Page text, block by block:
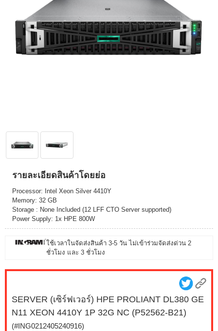
รายละเอียดสินค้าโดยย่อ
Processor: Intel Xeon Silver 4410Y
Memory: 32 GB
Storage : None Included (12 LFF CTO Server supported)
Power Supply: 1x HPE 800W
ใช้เวลาในจัดส่งสินค้า 3-5 วัน ไม่เข้าร่วมจัดส่งด่วน 2
ชั่วโมง และ 3 ชั่วโมง
SERVER (เซิร์ฟเวอร์) HPE PROLIANT DL380 GE
N11 XEON 4410Y 1P 32G NC (P52562-B21)
(#ING0212405240916)